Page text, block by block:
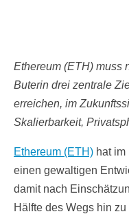
Ethereum (ETH) muss
Buterin drei zentrale
erreichen, im
Skalierbarkeit,
Ethereum (ETH) hat im
einen gewaltigen
damit nach
Hälfte des Wegs hin